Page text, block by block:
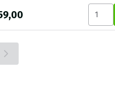
urn in Sandalhout (75mm)
Idee Zeeland. De Naturn
is ontstaan door 2 jonge
urn Walnoot heel natuurlijk en
in de hand. Door de urn van
159,00